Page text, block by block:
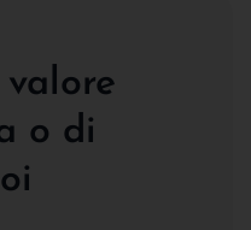
o di